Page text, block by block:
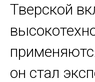
Тверской
он стал